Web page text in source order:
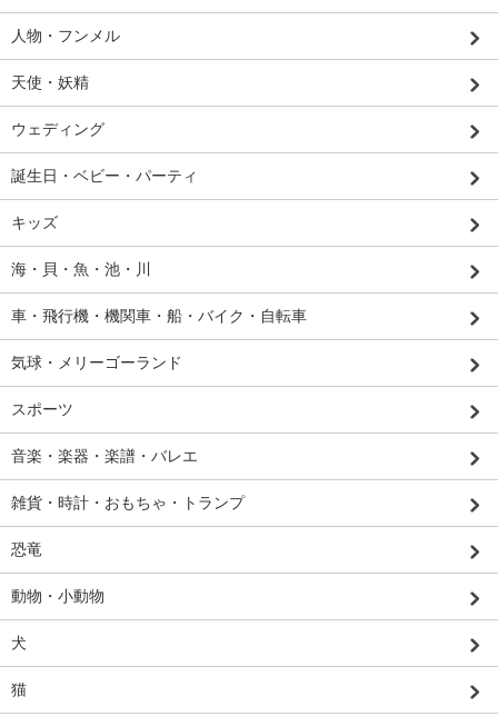
人物・フンメル
天使・妖精
ウェディング
誕生日・ベビー・パーティ
キッズ
海・貝・魚・池・川
車・飛行機・機関車・船・バイク・自転車
気球・メリーゴーランド
スポーツ
音楽・楽器・楽譜・バレエ
雑貨・時計・おもちゃ・トランプ
恐竜
動物・小動物
犬
猫